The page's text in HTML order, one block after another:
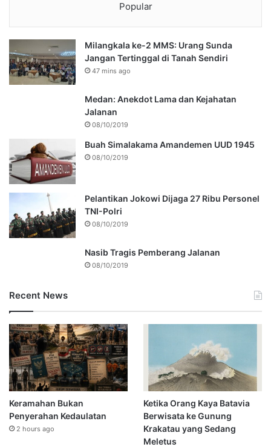
Popular
Milangkala ke-2 MMS: Urang Sunda
Jangan Tertinggal di Tanah Sendiri
47 mins ago
Medan: Anekdot Lama dan Kejahatan
Jalanan
08/10/2019
Buah Simalakama Amandemen UUD 1945
08/10/2019
Pelantikan Jokowi Dijaga 27 Ribu Personel
TNI-Polri
08/10/2019
Nasib Tragis Pemberang Jalanan
08/10/2019
Recent News
Keramahan Bukan
Penyerahan Kedaulatan
2 hours ago
Ketika Orang Kaya Batavia
Berwisata ke Gunung
Krakatau yang Sedang
Meletus